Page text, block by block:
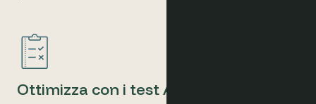
Ottimizza con i test A/B